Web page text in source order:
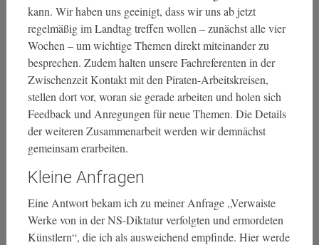
kann. Wir haben uns geeinigt, dass wir uns ab jetzt
regelmäßig im Landtag treffen wollen – zunächst alle vier
Wochen – um wichtige Themen direkt miteinander zu
besprechen. Zudem halten unsere Fachreferenten in der
Zwischenzeit Kontakt mit den Piraten-Arbeitskreisen,
stellen dort vor, woran sie gerade arbeiten und holen sich
Feedback und Anregungen für neue Themen. Die Details
der weiteren Zusammenarbeit werden wir demnächst
gemeinsam erarbeiten.
Kleine Anfragen
Eine Antwort bekam ich zu meiner Anfrage „Verwaiste
Werke von in der NS-Diktatur verfolgten und ermordeten
Künstlern“, die ich als ausweichend empfinde. Hier werde